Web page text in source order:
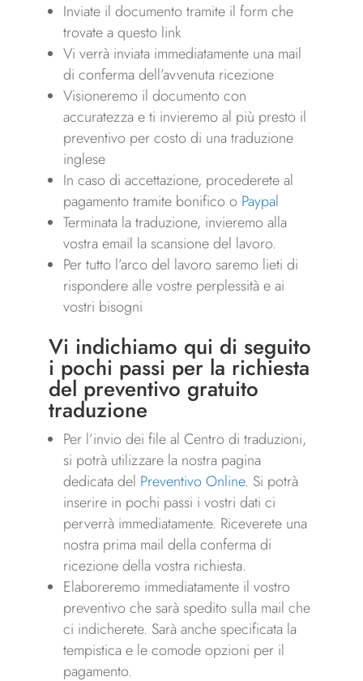
Inviate il documento tramite il form che
trovate a questo link
Vi verrà inviata immediatamente una mail
di conferma dell’avvenuta ricezione
Visioneremo il documento con
accuratezza e ti invieremo al più presto il
preventivo per costo di una traduzione
inglese
In caso di accettazione, procederete al
pagamento tramite bonifico o Paypal
Terminata la traduzione, invieremo alla
vostra email la scansione del lavoro.
Per tutto l’arco del lavoro saremo lieti di
rispondere alle vostre perplessità e ai
vostri bisogni
Vi indichiamo qui di seguito
i pochi passi per la richiesta
del preventivo gratuito
traduzione
Per l’invio dei file al Centro di traduzioni,
si potrà utilizzare la nostra pagina
dedicata del Preventivo Online. Si potrà
inserire in pochi passi i vostri dati ci
perverrà immediatamente. Riceverete una
nostra prima mail della conferma di
ricezione della vostra richiesta.
Elaboreremo immediatamente il vostro
preventivo che sarà spedito sulla mail che
ci indicherete. Sarà anche specificata la
tempistica e le comode opzioni per il
pagamento.